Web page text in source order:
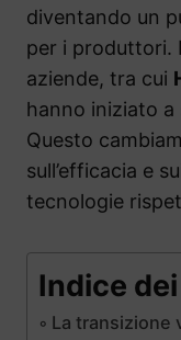
diventando un
per i produttori.
aziende, tra cui
hanno iniziato a
Questo
sull’efficacia e
tecnologie
Indice
La transizione